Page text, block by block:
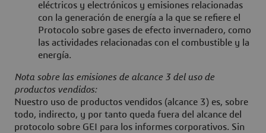
eléctricos y electrónicos y emisiones relacionadas
con la generación de energía a la que se refiere el
Protocolo sobre gases de efecto invernadero, como
las actividades relacionadas con el combustible y la
energía.
Nota sobre las emisiones de alcance 3 del uso de
productos vendidos:
Nuestro uso de productos vendidos (alcance 3) es, sobre
todo, indirecto, y por tanto queda fuera del alcance del
protocolo sobre GEI para los informes corporativos. Sin